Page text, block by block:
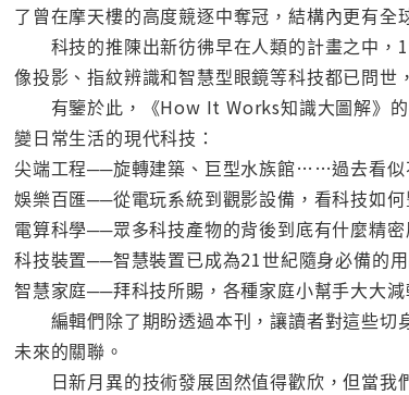
了曾在摩天樓的高度競逐中奪冠，結構內更有
科技的推陳出新彷彿早在人類的計畫之中，
像投影、指紋辨識和智慧型眼鏡等科技都已問
有鑒於此，《How It Works知識大圖解》的
變日常生活的現代科技：
尖端工程──旋轉建築、巨型水族館……過去看似
娛樂百匯──從電玩系統到觀影設備，看科技如何
電算科學──眾多科技產物的背後到底有什麼精
科技裝置──智慧裝置已成為21世紀隨身必備的
智慧家庭──拜科技所賜，各種家庭小幫手大大
編輯們除了期盼透過本刊，讓讀者對這些切
未來的關聯。
日新月異的技術發展固然值得歡欣，但當我